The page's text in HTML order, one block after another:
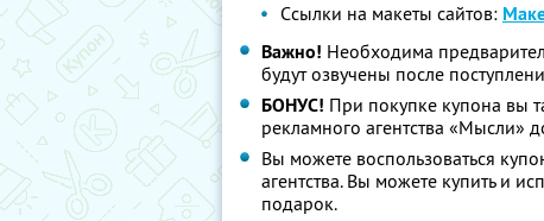
Cсылки на макеты сайтов:
Важно! Необходима
будут озвучены после
БОНУС! При покупке купона вы
рекламного агентства «Мысли»
Вы можете воспользоваться
агентства. Вы можете купить и
подарок.